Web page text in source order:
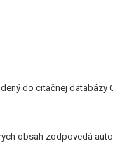
do citačnej databázy
obsah zodpovedá